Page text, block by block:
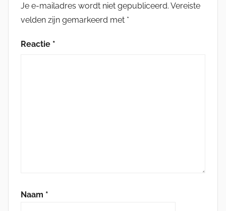
Je e-mailadres wordt niet gepubliceerd. Vereiste
velden zijn gemarkeerd met *
Reactie *
Naam *